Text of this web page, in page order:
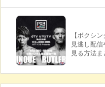
【ボクシ
見逃し配
見る方法ま